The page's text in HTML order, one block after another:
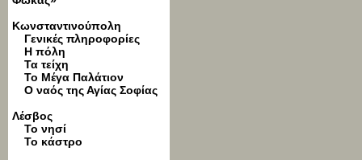
Κωνσταντινούπολη
Γενικές πληροφορίες
Η πόλη
Τα τείχη
Το Μέγα Παλάτιον
Ο ναός της Αγίας Σοφίας
Λέσβος
Το νησί
Το κάστρο